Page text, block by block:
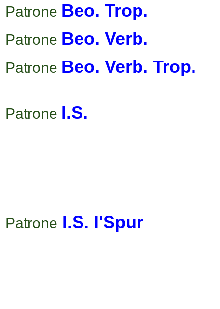
Patrone Beo. Trop.
Patrone Beo. Verb.
Patrone Beo. Verb. Trop.
Patrone I.S.
Patrone I.S. l'Spur